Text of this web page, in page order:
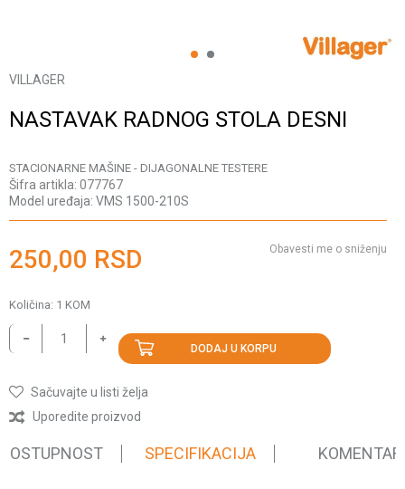
1 2
VILLAGER
NASTAVAK RADNOG STOLA DESNI
STACIONARNE MAŠINE - DIJAGONALNE TESTERE
Šifra artikla: 077767
Model uređaja: VMS 1500-210S
250,00 RSD Obavesti me o sniženju
Količina: 1 KOM
DODAJ U KORPU
Sačuvajte u listi želja
Uporedite proizvod
SPECIFIKACIJA